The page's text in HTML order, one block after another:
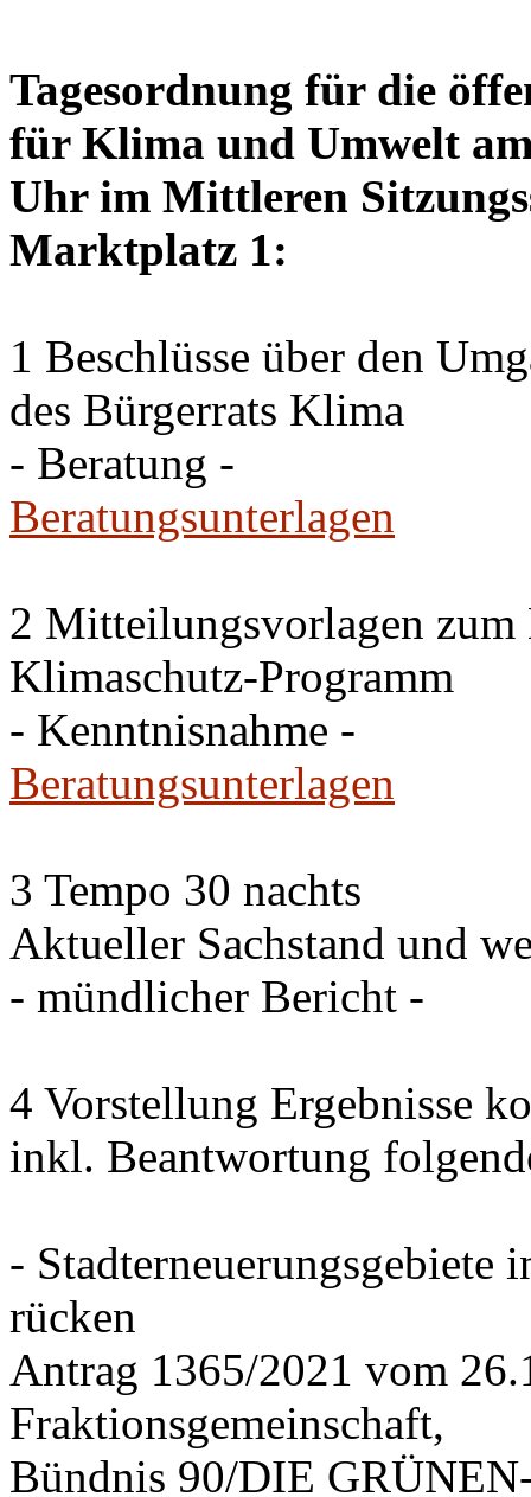
Tagesordnung für die
für Klima und Umwelt
Uhr im Mittleren
Marktplatz 1:
1 Beschlüsse über den
des Bürgerrats Klima
- Beratung -
Beratungsunterlagen
2 Mitteilungsvorlagen zum
Klimaschutz-Programm
- Kenntnisnahme -
Beratungsunterlagen
3 Tempo 30 nachts
Aktueller Sachstand und
- mündlicher Bericht -
4 Vorstellung Ergebnisse
inkl. Beantwortung
- Stadterneuerungsgebiete
rücken
Antrag 1365/2021 vom
Fraktionsgemeinschaft,
Bündnis 90/DIE